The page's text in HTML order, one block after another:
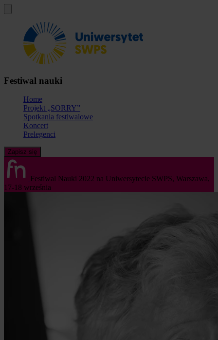
Festiwal nauki
Home
Projekt „SORRY”
Spotkania festiwalowe
Koncert
Prelegenci
Zapisz się
Festiwal Nauki 2022 na Uniwersytecie SWPS, Warszawa,
17-18 września